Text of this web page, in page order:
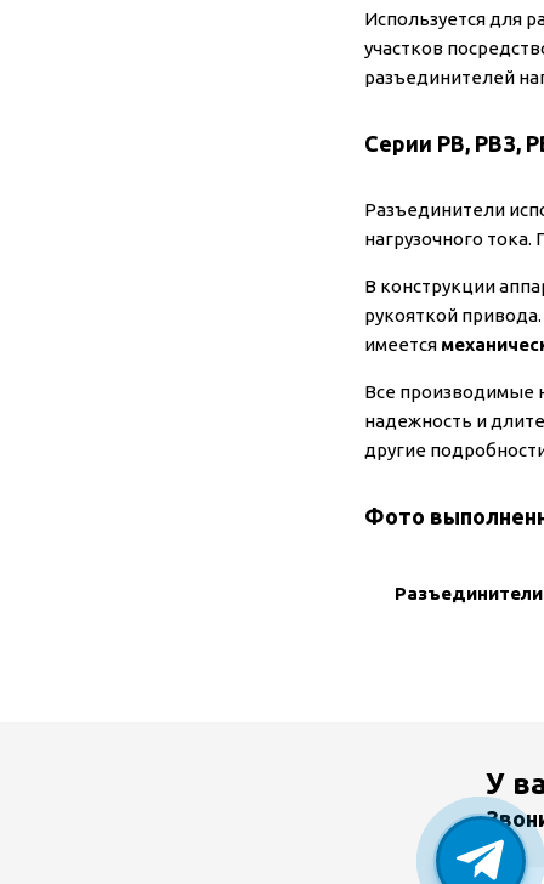
Используется для
участков
разъединителей
Серии РВ, РВЗ,
Разъединители
нагрузочного
В конструкции
рукояткой
имеется
Все производимые
надежность и
другие
Фото
У